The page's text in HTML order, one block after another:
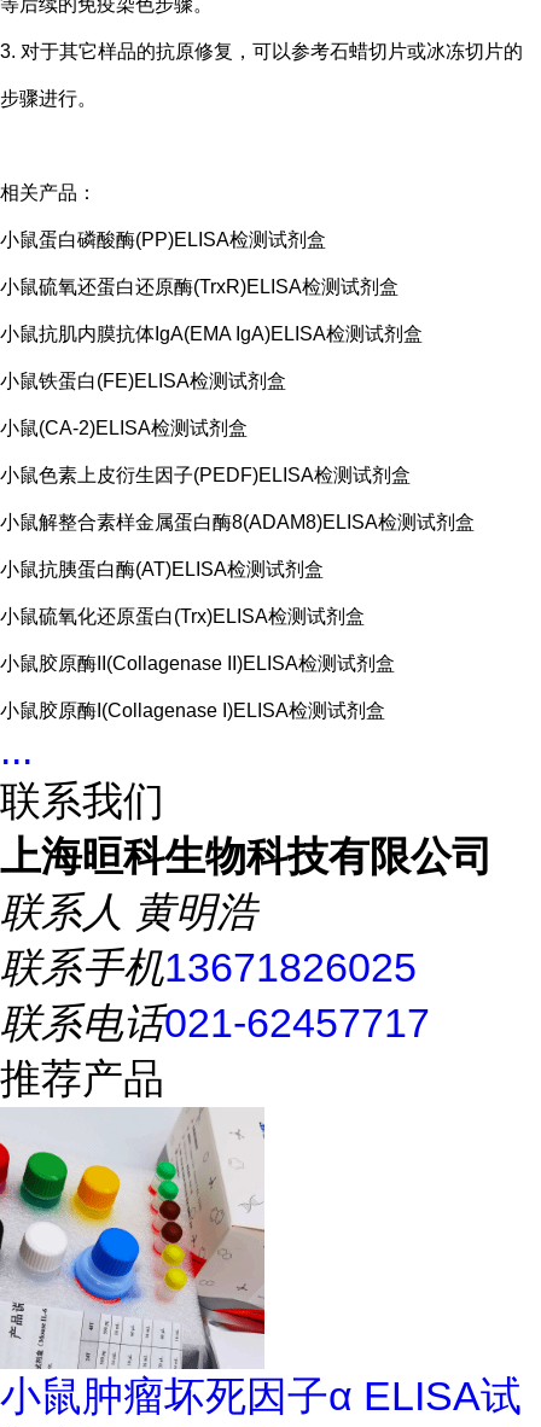
等后续的免疫染色步骤。
3. 对于其它样品的抗原修复，可以参考石蜡切片或冰冻切片的
步骤进行。
相关产品：
小鼠蛋白磷酸酶(PP)ELISA检测试剂盒
小鼠硫氧还蛋白还原酶(TrxR)ELISA检测试剂盒
小鼠抗肌内膜抗体IgA(EMA IgA)ELISA检测试剂盒
小鼠铁蛋白(FE)ELISA检测试剂盒
小鼠(CA-2)ELISA检测试剂盒
小鼠色素上皮衍生因子(PEDF)ELISA检测试剂盒
小鼠解整合素样金属蛋白酶8(ADAM8)ELISA检测试剂盒
小鼠抗胰蛋白酶(AT)ELISA检测试剂盒
小鼠硫氧化还原蛋白(Trx)ELISA检测试剂盒
小鼠胶原酶II(Collagenase II)ELISA检测试剂盒
小鼠胶原酶I(Collagenase I)ELISA检测试剂盒
...
联系我们
上海晅科生物科技有限公司
联系人 黄明浩
联系手机13671826025
联系电话021-62457717
推荐产品
小鼠肿瘤坏死因子α ELISA试